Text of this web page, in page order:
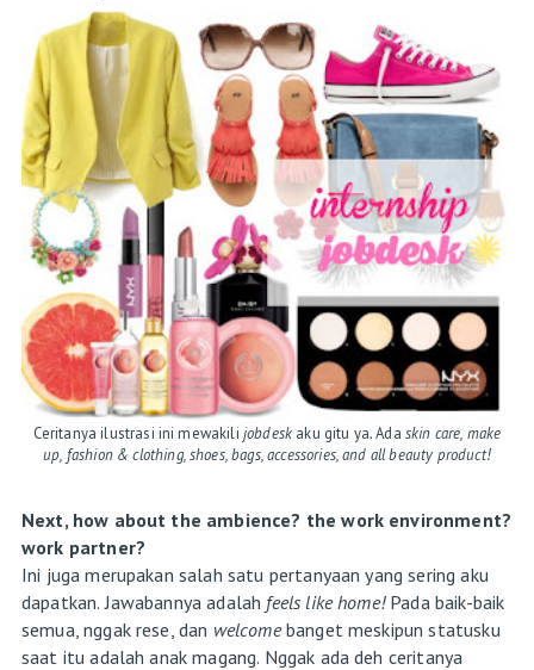
Ceritanya ilustrasi ini mewakili jobdesk aku gitu ya.Ada skin care, make
up, fashion & clothing, shoes, bags, accessories, and all beauty product!
Next, how about the ambience? the work environment?
work partner?
Ini juga merupakan salah satu pertanyaan yang sering aku
dapatkan. Jawabannya adalah feels like home! Pada baik-baik
semua, nggak rese, dan welcomebanget meskipun statusku
saat itu adalah anak magang. Nggak ada deh ceritanya